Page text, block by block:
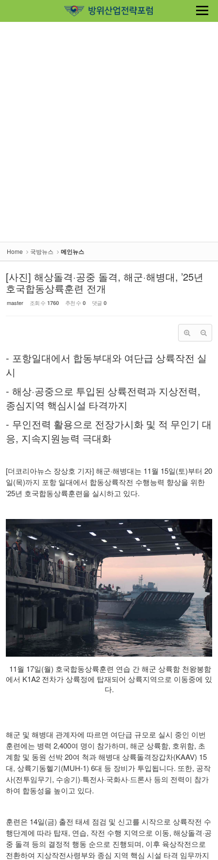
Home 국방뉴스 메인뉴스
[사진] 해상돌격·공중 돌격, 해군·해병대, ’25년
호국합동상륙훈련 전개
master 조회 수 1760 추천 수 0 댓글 0
- 포항일대에서 합동부대와 여단급 상륙작전 실
시
- 해상·공중으로 투입된 상륙전력과 지상전력,
종심지역 핵심시설 타격까지
- 무인전력 활용으로 전장가시화 및 적 무인기 대
응, 지속지원능력 극대화
[더코리아뉴스 장상호 기자] 해군·해병대는 11월 15일(토)부터 20
일(목)까지 포항 일대에서 합동상륙작전 수행능력 향상을 위한
’25년 호국합동상륙훈련을 실시하고 있다.
11월 17일(월) 호국합동상륙훈련 연습 간 해군 상륙함 천왕봉함
에서 K1A2 전차가 상륙정에 탑재되어 상륙지역으로 이동중에 있
다.
해군 및 해병대 관계자에 따르면 여단급 규모로 실시 중인 이번
훈련에는 병력 2,400여 명이 참가하며 , 해군 상륙함, 호위함, 초
계함 및 동원 선박 20여 척과 해병대 상륙돌격장갑차(KAAV) 15
대 , 상륙기동헬기 (MUH-1) 6대 등 장비가 투입됩니다. 또한, 공작
사(전투임무기 , 수송기 )·특전사·국화사·드론사 등의 전력이 참가
하여 합동성을 높이고 있다.
훈련은 14일(금) 출전 태세 점검 및 신고를 시작으로 상륙작전 수
행단계에 따라 탑재 , 연습, 작전 수행 지역으로 이동, 해상돌격·공
중 돌격 등의 결정적 행동 순으로 진행되며 , 이후 육상작전으로
전환하여 지상작전사령부와 종심 지역 핵심 시설 타격 임무까지